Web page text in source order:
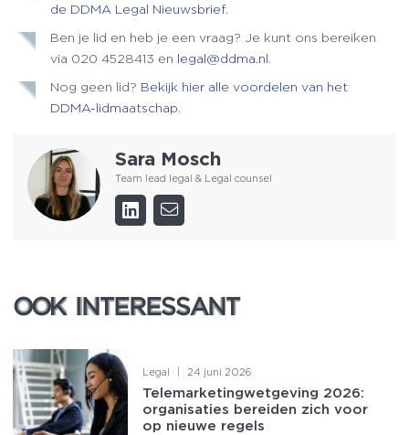
de DDMA Legal Nieuwsbrief.
Ben je lid en heb je een vraag? Je kunt ons bereiken
via 020 4528413 en legal@ddma.nl
Nog geen lid? Bekijk hier alle voordelen van het
DDMA-lidmaatschap.
Sara Mosch
Team lead legal & Legal counsel
OOK INTERESSANT
OOK INTERESSANT
Legal 24 juni 2026
Telemarketingwetgeving 2026:
organisaties bereiden zich voor
op nieuwe regels